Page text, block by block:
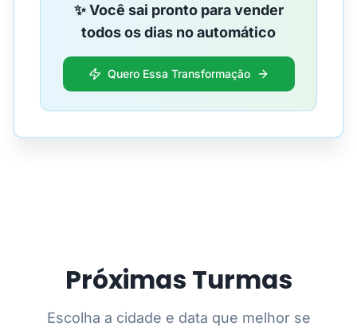
✨ Você sai pronto para vender
todos os dias no automático
Quero Essa Transformação
Próximas Turmas
Escolha a cidade e data que melhor se